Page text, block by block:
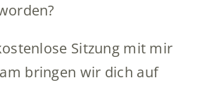
Sitzung mit mir
bringen wir dich auf